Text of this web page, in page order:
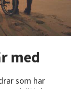
med
som har